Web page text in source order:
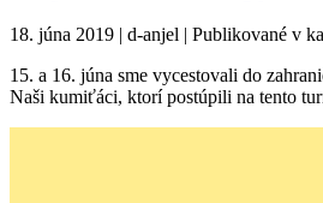
18. júna 2019 | d-anjel | Publikované v
15. a 16. júna sme vycestovali do
Naši kumiťáci, ktorí postúpili na tento